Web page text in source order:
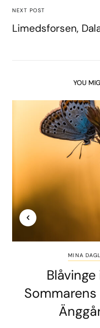
NEXT POST
Limedsforsen,
YOU
MINA